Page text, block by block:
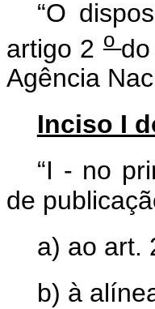
“O
artigo 2 o
Agência
Inciso I
“I - no
de
a) ao art.
b) à